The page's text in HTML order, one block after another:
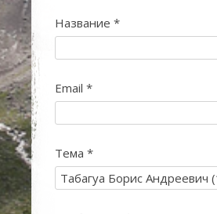
Название *
Email *
Тема *